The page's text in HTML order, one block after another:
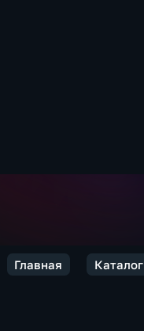
Главная Каталог